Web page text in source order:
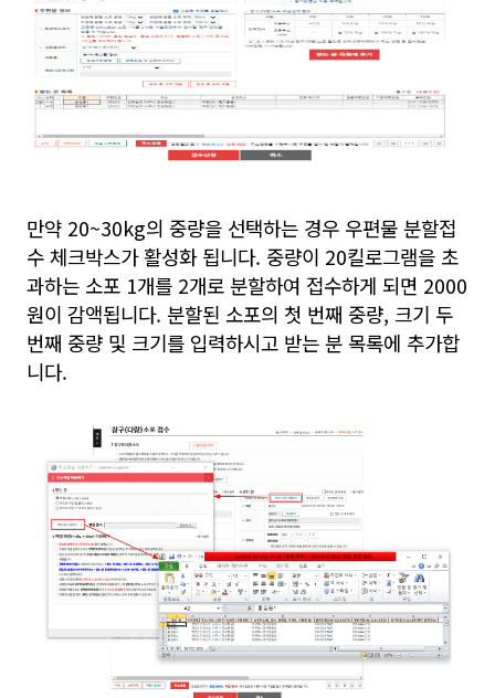
만약 20~30kg의 중량을 선택하는 경우 우편물 분할접
수 체크박스가 활성화 됩니다. 중량이 20킬로그램을 초
과하는 소포 1개를 2개로 분할하여 접수하게 되면 2000
원이 감액됩니다. 분할된 소포의 첫 번째 중량, 크기 두
번째 중량 및 크기를 입력하시고 받는 분 목록에 추가합
니다.